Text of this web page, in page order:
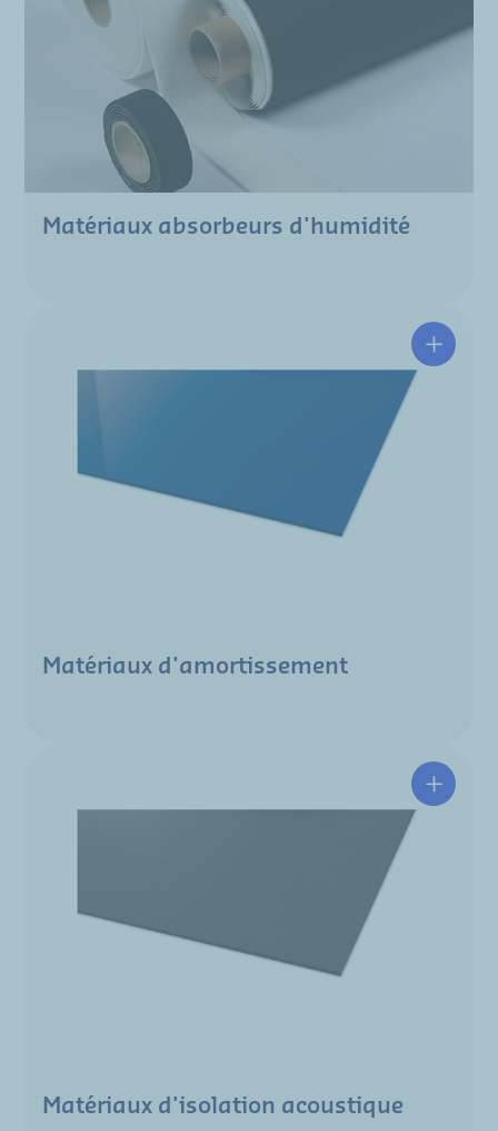
Matériaux absorbeurs d'humidité
Matériaux d'amortissement
Matériaux d'isolation acoustique